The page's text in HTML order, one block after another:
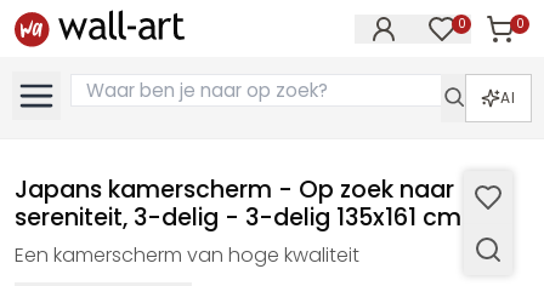
0 0
AI
Japans kamerscherm - Op zoek naar
sereniteit, 3-delig - 3-delig 135x161 cm
Een kamerscherm van hoge kwaliteit